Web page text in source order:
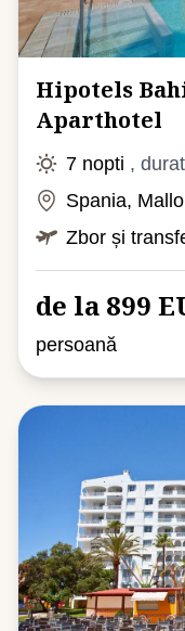
Hipotels
Aparthotel
7 nopti ,
Spania,
Zbor și
de la 899
persoană